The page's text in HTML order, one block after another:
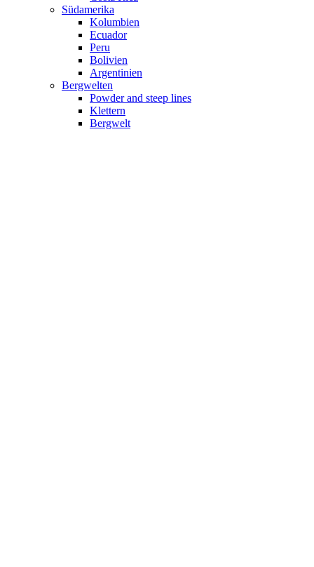
Südamerika
Kolumbien
Ecuador
Peru
Bolivien
Argentinien
Bergwelten
Powder and steep lines
Klettern
Bergwelt